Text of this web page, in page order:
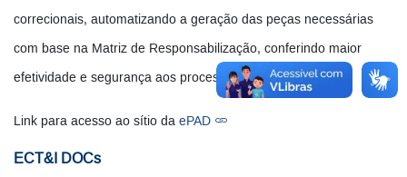
correcionais, automatizando a geração das peças necessárias
com base na Matriz de Responsabilização, conferindo maior
efetividade e segurança aos processos disciplinares.
Link para acesso ao sítio da ePAD
ECT&I DOCs